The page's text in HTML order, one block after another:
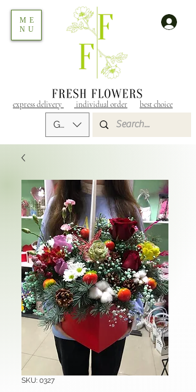
GEL (GEL)
express delivery individual order best choice
ME
NU
SKU: 0327